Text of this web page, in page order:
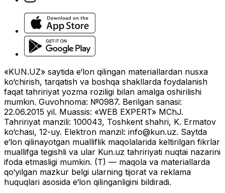
«KUN.UZ» saytida e‘lon qilingan materiallardan nusxa
ko‘chirish, tarqatish va boshqa shakllarda foydalanish
faqat tahririyat yozma roziligi bilan amalga oshirilishi
mumkin. Guvohnoma: №0987. Berilgan sanasi:
22.06.2015 yil. Muassis: «WEB EXPERT» MChJ.
Tahririyat manzili: 100043, Toshkent shahri, K. Ermatov
ko‘chasi, 12-uy. Elektron manzil: info@kun.uz. Saytda
e‘lon qilinayotgan mualliflik maqolalarida keltirilgan fikrlar
muallifga tegishli va ular Kun.uz tahririyati nuqtai nazarini
ifoda etmasligi mumkin. (T) — maqola va materiallarda
qo‘yilgan mazkur belgi ularning tijorat va reklama
huquqlari asosida e‘lon qilinganligini bildiradi.